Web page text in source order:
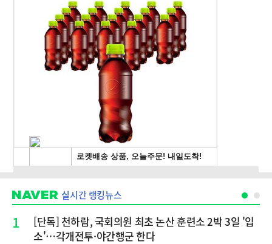
실시간 랭킹뉴스
1
[단독] 천하람, 국회의원 최초 논산 훈련소 2박 3일 '입
소'…각개전투·야간행군 한다